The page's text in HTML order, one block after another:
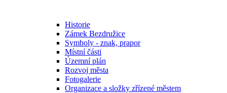
Historie
Zámek Bezdružice
Symboly - znak, prapor
Místní části
Územní plán
Rozvoj města
Fotogalerie
Organizace a složky zřízené městem